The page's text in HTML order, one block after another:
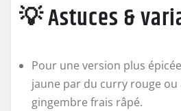
💡 Astuces &
Pour une version plus
jaune par du curry rouge
gingembre frais râpé.